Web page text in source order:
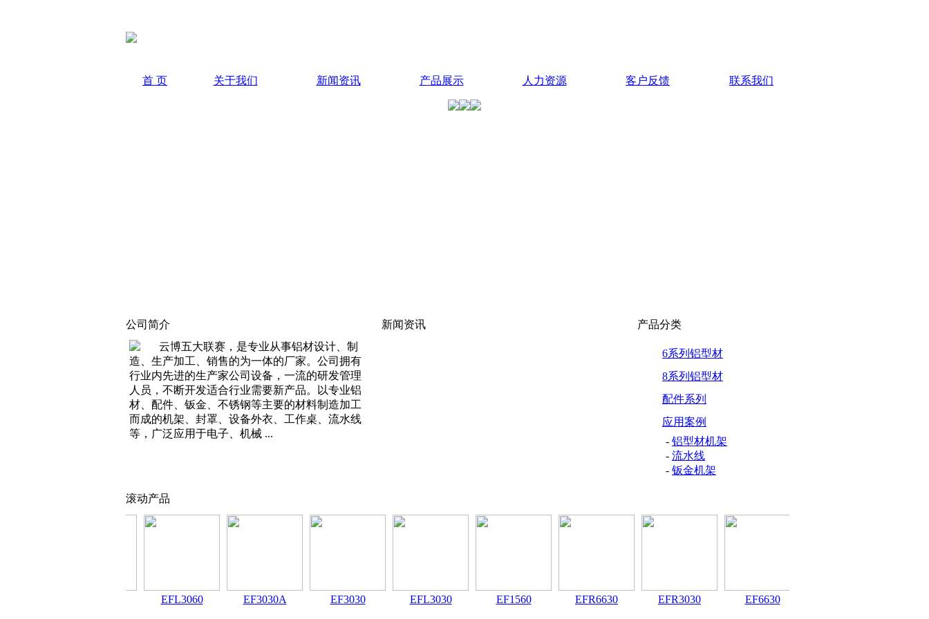
首 页 关于我们 新闻资讯 产品展示 人力资源 客户反馈 联系我们
公司简介
云博五大联赛，是专业从事铝材设计、制
造、生产加工、销售的为一体的厂家。公司拥有
行业内先进的生产家公司设备，一流的研发管理
人员，不断开发适合行业需要新产品。以专业铝
材、配件、钣金、不锈钢等主要的材料制造加工
而成的机架、封罩、设备外衣、工作桌、流水线
等，广泛应用于电子、机械 ...
新闻资讯 产品分类
6系列铝型材
8系列铝型材
配件系列
应用案例
- 铝型材机架
- 流水线
- 钣金机架
滚动产品
EFL3060 EF3030A EF3030 EFL3030 EF1560 EFR6630 EFR3030 EF6630